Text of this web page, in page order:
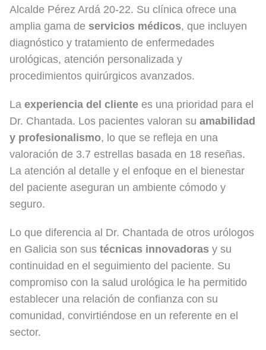
Alcalde Pérez Ardá 20-22. Su clínica ofrece una
amplia gama de servicios médicos, que incluyen
diagnóstico y tratamiento de enfermedades
urológicas, atención personalizada y
procedimientos quirúrgicos avanzados.
La experiencia del cliente es una prioridad para el
Dr. Chantada. Los pacientes valoran su amabilidad
y profesionalismo, lo que se refleja en una
valoración de 3.7 estrellas basada en 18 reseñas.
La atención al detalle y el enfoque en el bienestar
del paciente aseguran un ambiente cómodo y
seguro.
Lo que diferencia al Dr. Chantada de otros urólogos
en Galicia son sus técnicas innovadoras y su
continuidad en el seguimiento del paciente. Su
compromiso con la salud urológica le ha permitido
establecer una relación de confianza con su
comunidad, convirtiéndose en un referente en el
sector.